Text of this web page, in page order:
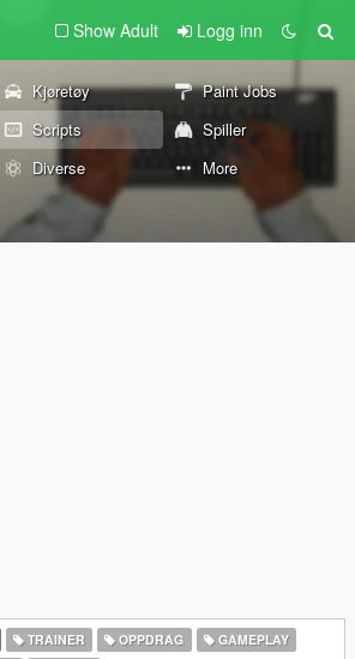
Show Adult Logg inn
Kjøretøy
Paint Jobs
Scripts
Spiller
Diverse More
TRAINER OPPDRAG
GAMEPLAY